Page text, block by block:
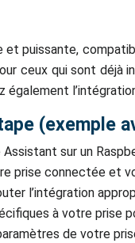
puissante,
ceux qui sont
(exemple
sur un
prise connectée et
l’intégration
à votre prise
de votre